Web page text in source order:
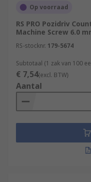
Op voorraad
RS PRO Pozidriv
Machine Screw 6.0
RS-stocknr. 179-5674
Subtotaal (1 zak van 100
€ 7,54(excl. BTW)
Aantal